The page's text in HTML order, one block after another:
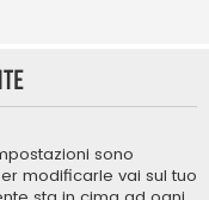
sono
modificarle vai sul tuo